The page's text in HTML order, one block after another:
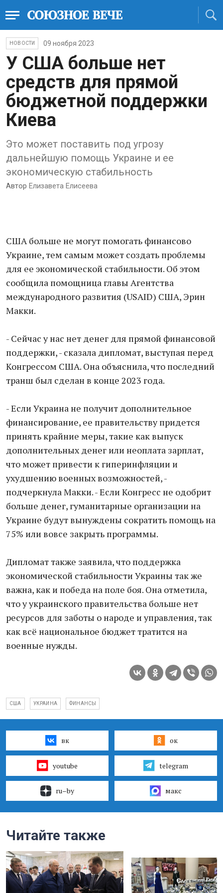
НОВОСТИ 09 ноября 2023
У США больше нет
средств для прямой
бюджетной поддержки
Киева
Это может поставить под угрозу
дальнейшую помощь Украине и ее
экономическую стабильность
Автор Елизавета Елисеева
США больше не могут помогать финансово
Украине, тем самым может создать проблемы
для ее экономической стабильности. Об этом
сообщила помощница главы Агентства
международного развития (USAID) США, Эрин
Макки.
- Сейчас у нас нет денег для прямой финансовой
поддержки, - сказала дипломат, выступая перед
Конгрессом США. Она объяснила, что последний
транш был сделан в конце 2023 года.
- Если Украина не получит дополнительное
финансирование, ее правительству придется
принять крайние меры, такие как выпуск
дополнительных денег или неоплата зарплат,
что может привести к гиперинфляции и
ухудшению военных возможностей, -
подчеркнула Макки. - Если Конгресс не одобрит
больше денег, гуманитарные организации на
Украине будут вынуждены сократить помощь на
75% или вовсе закрыть программы.
Дипломат также заявила, что поддержка
экономической стабильности Украины так же
важна, как и победа на поле боя. Она отметила,
что у украинского правительства больше нет
ресурсов для заботы о народе и управления, так
как всё национальное бюджет тратится на
военные нужды.
США УКРАИНА ФИНАНСЫ
вк ок
youtube telegram
ru–by макс
Читайте также